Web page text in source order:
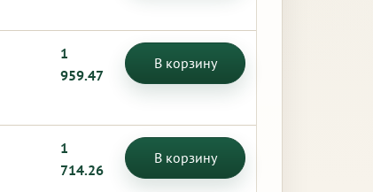
1
959.47
В корзину
1
714.26
В корзину